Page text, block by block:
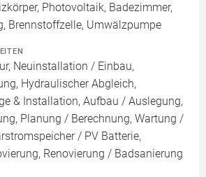
Photovoltaik, Badezimmer,
Brennstoffzelle, Umwälzpumpe
Neuinstallation / Einbau,
Hydraulischer Abgleich,
& Installation, Aufbau / Auslegung,
Planung / Berechnung, Wartung /
/ PV Batterie,
Renovierung / Badsanierung